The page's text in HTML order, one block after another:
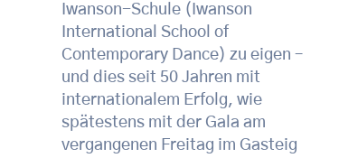
Iwanson-Schule (Iwanson
International School of
Contemporary Dance) zu eigen –
und dies seit 50 Jahren mit
internationalem Erfolg, wie
spätestens mit der Gala am
vergangenen Freitag im Gasteig